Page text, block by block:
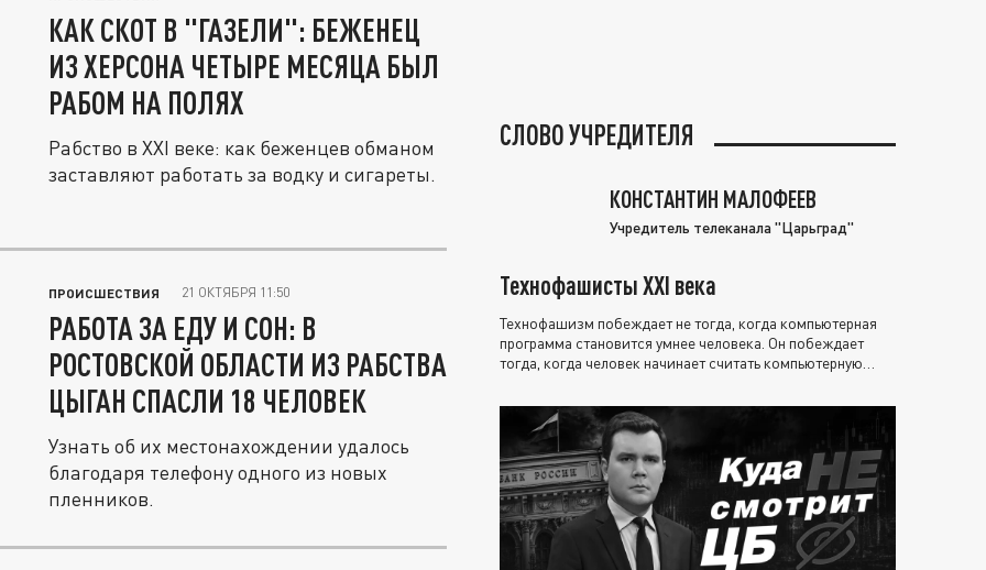
КАК СКОТ В "ГАЗЕЛИ": БЕЖЕНЕЦ
ИЗ ХЕРСОНА ЧЕТЫРЕ МЕСЯЦА БЫЛ
РАБОМ НА ПОЛЯХ
Рабство в XXI веке: как беженцев обманом
заставляют работать за водку и сигареты.
ПРОИСШЕСТВИЯ 21 ОКТЯБРЯ 11:50
РАБОТА ЗА ЕДУ И СОН: В
РОСТОВСКОЙ ОБЛАСТИ ИЗ РАБСТВА
ЦЫГАН СПАСЛИ 18 ЧЕЛОВЕК
Узнать об их местонахождении удалось
благодаря телефону одного из новых
пленников.
СЛОВО УЧРЕДИТЕЛЯ
КОНСТАНТИН МАЛОФЕЕВ
Учредитель телеканала "Царьград"
Технофашисты XXI века
Технофашизм побеждает не тогда, когда компьютерная
программа становится умнее человека. Он побеждает
тогда, когда человек начинает считать компьютерную